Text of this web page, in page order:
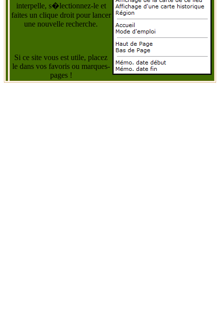
interpelle, s�lectionnez-le et
faites un clique droit pour lancer
une nouvelle recherche.
Si ce site vous est utile, placez
le dans vos favoris ou marques-
pages !